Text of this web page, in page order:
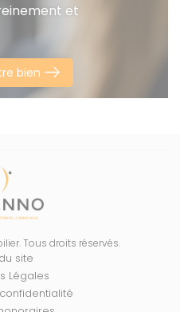
et
bien
Tous droits réservés.
site
Légales